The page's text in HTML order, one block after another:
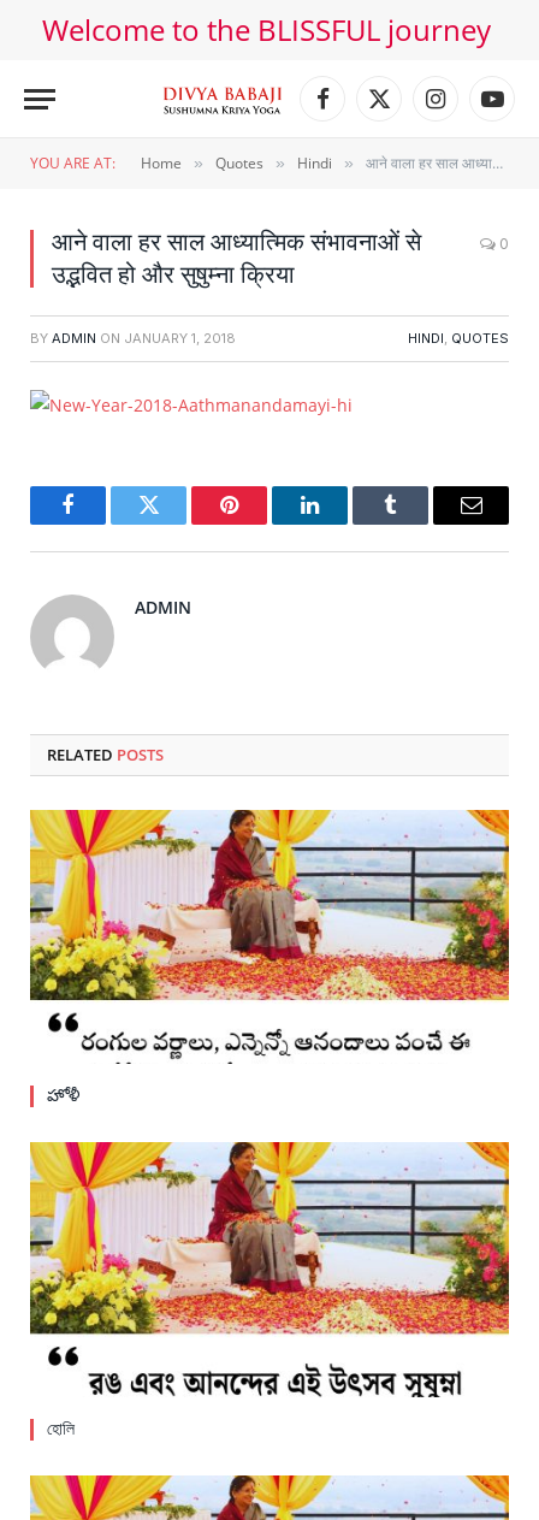
Welcome to the BLISSFUL journey
Facebook
X
Instagram
YOU ARE AT: Home » Quotes » Hindi » आने वाला हर साल आध्यात्मिक संभावनाओं से उद्भवित हो और सुषुम्ना क्रिया
आने वाला हर साल आध्यात्मिक संभावनाओं से
उद्भवित हो और सुषुम्ना क्रिया
0
BY ADMIN ON JANUARY 1, 2018 HINDI, QUOTES
FacebookTwitter Pinterest LinkedInTumblr Email
ADMIN
RELATED POSTS
హోళీ
হোলি